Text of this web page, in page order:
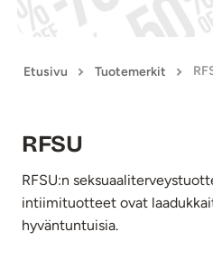
Etusivu Tuotemerkit
RFSU
RFSU:n
intiimituotteet ovat
hyväntuntuisia.